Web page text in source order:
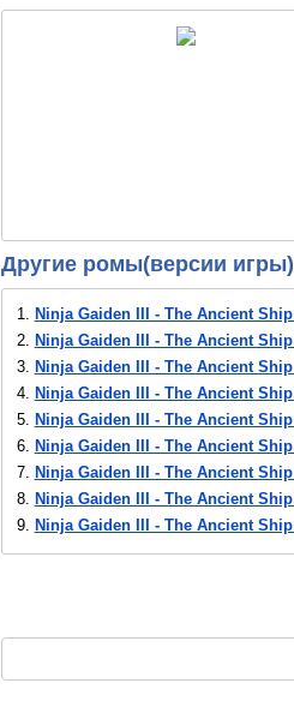
Другие ромы(версии
1.
Ninja Gaiden III - The Ancient
2.
Ninja Gaiden III - The Ancient
3.
Ninja Gaiden III - The Ancient
4.
Ninja Gaiden III - The Ancient
5.
Ninja Gaiden III - The Ancient
6.
Ninja Gaiden III - The Ancient
7.
Ninja Gaiden III - The Ancient
8.
Ninja Gaiden III - The Ancient
9.
Ninja Gaiden III - The Ancient
10.Ninja Gaiden III - The Ancient
Ninja Gaiden III - The Ancient
Ninja Gaiden III - The Ancient